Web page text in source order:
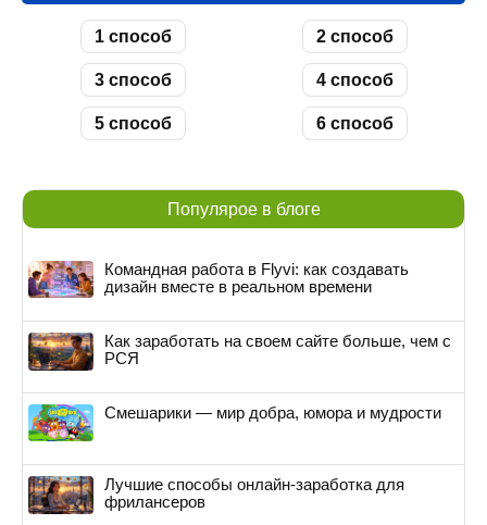
1 способ 2 способ
3 способ 4 способ
5 способ 6 способ
Популярое в блоге
Командная работа в Flyvi: как создавать
дизайн вместе в реальном времени
Как заработать на своем сайте больше, чем с
РСЯ
Смешарики — мир добра, юмора и мудрости
Лучшие способы онлайн-заработка для
фрилансеров